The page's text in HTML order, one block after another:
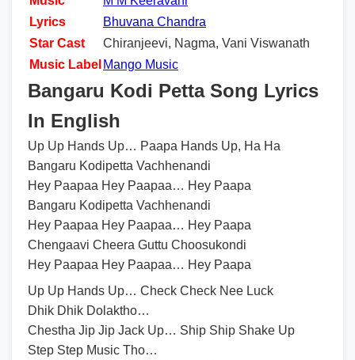
Lyrics
Bhuvana Chandra
Star Cast
Chiranjeevi, Nagma, Vani Viswanath
Music Label Mango Music
Bangaru Kodi Petta Song Lyrics
In English
Up Up Hands Up… Paapa Hands Up, Ha Ha
Bangaru Kodipetta Vachhenandi
Hey Paapaa Hey Paapaa… Hey Paapa
Bangaru Kodipetta Vachhenandi
Hey Paapaa Hey Paapaa… Hey Paapa
Chengaavi Cheera Guttu Choosukondi
Hey Paapaa Hey Paapaa… Hey Paapa
Up Up Hands Up… Check Check Nee Luck
Dhik Dhik Dolaktho…
Chestha Jip Jip Jack Up… Ship Ship Shake Up
Step Step Music Tho…